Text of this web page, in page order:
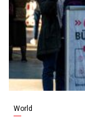
World